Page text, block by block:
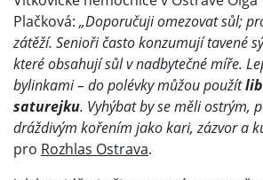
Plačková: „Doporučuji omezovat sůl;
zátěží. Senioři často konzumují tavené
které obsahují sůl v nadbytečné míře.
bylinkami – do polévky můžou použít
saturejku. Vyhýbat by se měli ostrým,
dráždivým kořením jako kari, zázvor a
pro Rozhlas Ostrava.